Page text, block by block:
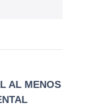
AL MENOS